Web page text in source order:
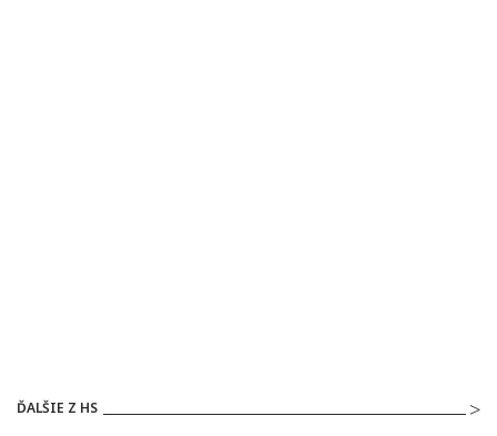
ĎALŠIE Z HS